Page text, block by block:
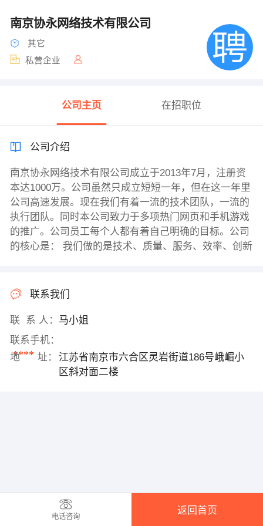
南京协永网络技术有限公司
其它
私营企业
公司主页 在招职位
公司介绍
南京协永网络技术有限公司成立于2013年7月，注册资
本达1000万。公司虽然只成立短短一年，但在这一年里
公司高速发展。现在我们有着一流的技术团队，一流的
执行团队。同时本公司致力于多项热门网页和手机游戏
的推广。公司员工每个人都有着自己明确的目标。公司
的核心是： 我们做的是技术、质量、服务、效率、创新
联系我们
联 系 人： 马小姐
联系手机：
****
地 址：
江苏省南京市六合区灵岩街道186号峨嵋小
区斜对面二楼
电话咨询
返回首页